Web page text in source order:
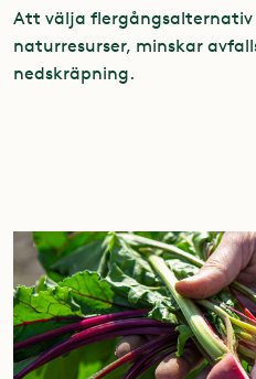
Att välja
naturresurser, minskar
nedskräpning.